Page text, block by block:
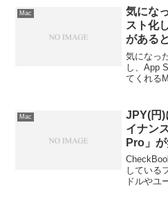
Mac
気にな
スト化
がある
プリ「
気になっ
し、App
てくれる
Mac
JPY(円)
イナン
Pro」が
している
ドルやユ